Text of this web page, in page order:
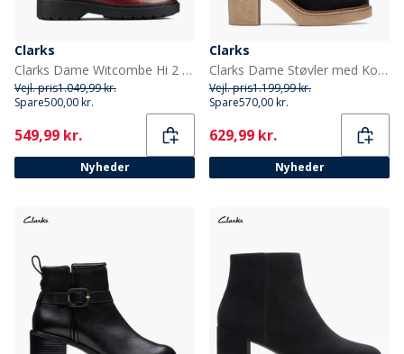
Clarks
Clarks Dame Witcombe Hi 2 Støvler Burgundy Leather
Vejl. pris1.049,99 kr.
Spare500,00 kr.
Current
549,99 kr.
Nyheder
Clarks
Clarks Dame Støvler med Kold op Blokhæl Black Suede
Vejl. pris1.199,99 kr.
Spare570,00 kr.
Current
629,99 kr.
Nyheder